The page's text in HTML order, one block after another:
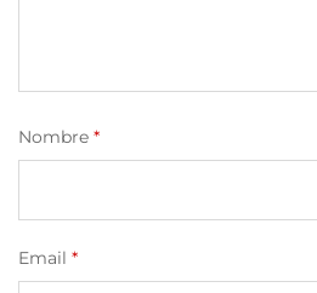
Nombre *
Email *